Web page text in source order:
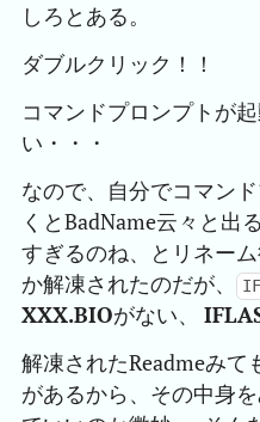
しろとある。
ダブルクリック！！
コマンドプロンプトが
い・・・
なので、自分でコマン
くとBadName云々と出
すぎるのね、とリネー
か解凍されたのだが、
XXX.BIOがない、
解凍されたReadmeみて
があるから、その中身